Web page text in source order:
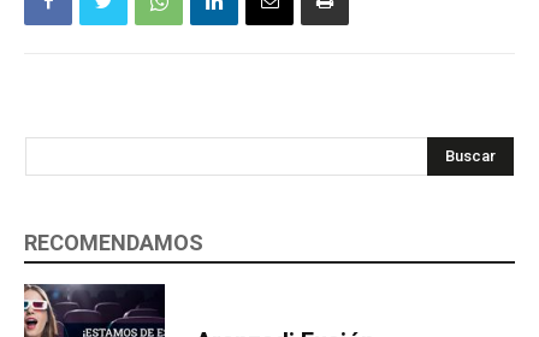
Buscar
RECOMENDAMOS